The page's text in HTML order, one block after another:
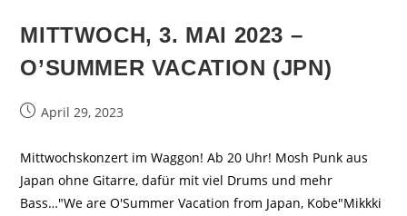
MITTWOCH, 3. MAI 2023 –
O’SUMMER VACATION (JPN)
BeitragApril 29, 2023
Mittwochskonzert im Waggon! Ab 20 Uhr! Mosh Punk aus
Japan ohne Gitarre, dafür mit viel Drums und mehr
Bass…"We are O'Summer Vacation from Japan, Kobe"Mikkki